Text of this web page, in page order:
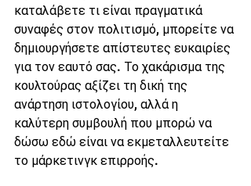
καταλάβετε τι είναι πραγματικά
συναφές στον πολιτισμό, μπορείτε να
δημιουργήσετε απίστευτες ευκαιρίες
για τον εαυτό σας. Το χακάρισμα της
κουλτούρας αξίζει τη δική της
ανάρτηση ιστολογίου, αλλά η
καλύτερη συμβουλή που μπορώ να
δώσω εδώ είναι να εκμεταλλευτείτε
το μάρκετινγκ επιρροής.